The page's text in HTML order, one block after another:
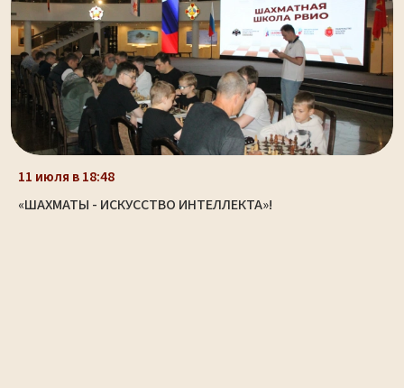
11 июля в 18:48
«ШАХМАТЫ - ИСКУССТВО ИНТЕЛЛЕКТА»!